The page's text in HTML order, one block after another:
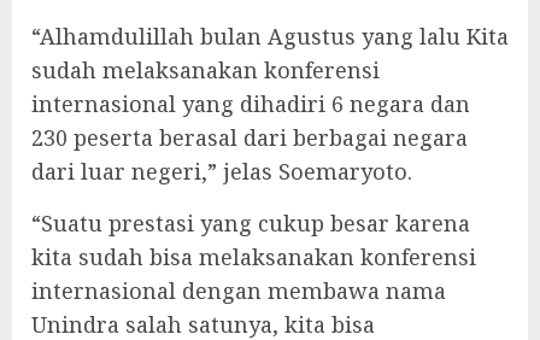
“Alhamdulillah bulan Agustus yang lalu Kita
sudah melaksanakan konferensi
internasional yang dihadiri 6 negara dan
230 peserta berasal dari berbagai negara
dari luar negeri,” jelas Soemaryoto.
“Suatu prestasi yang cukup besar karena
kita sudah bisa melaksanakan konferensi
internasional dengan membawa nama
Unindra salah satunya, kita bisa